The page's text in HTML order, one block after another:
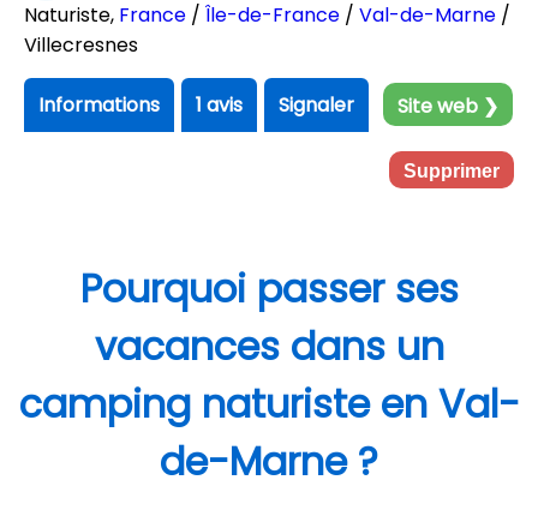
Naturiste, France / Île-de-France / Val-de-Marne /
Villecresnes
Informations 1 avis Signaler Site web ❯
Supprimer
Pourquoi passer ses
vacances dans un
camping naturiste en Val-
de-Marne ?